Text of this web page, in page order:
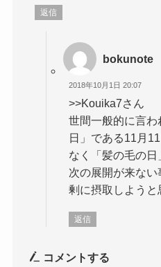
返信
bokunote
2018年10月1日 20:07
>>Kouika7さん
世間一般的に言
日」である11月
なく「髪の毛の日
次の展開が来な
剰に摂取しようと
返信
コメントする